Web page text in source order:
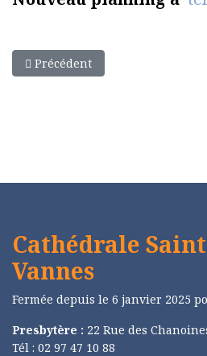
Article précédent : Visites
Précédent
Cathédrale
Vannes
Fermée depuis le 6 janvier 2025
Presbytère : 22 Rue des
Tél : 02 97 47 10 88